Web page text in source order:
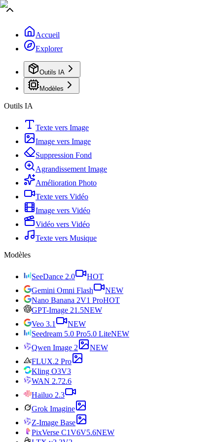
Accueil
Explorer
Outils IA
Modèles
Outils IA
Texte vers Image
Image vers Image
Suppression Fond
Agrandissement Image
Amélioration Photo
Texte vers Vidéo
Image vers Vidéo
Vidéo vers Vidéo
Texte vers Musique
Modèles
SeeDance 2.0
HOT
Gemini Omni Flash
NEW
Nano Banana 2V1 ProHOT
GPT-Image 21.5NEW
Veo 3.1
NEW
Seedream 5.0 Pro5.0 LiteNEW
Qwen Image 2
NEW
FLUX.2 Pro
Kling O3V3
WAN 2.72.6
Hailuo 2.3
Grok Imagine
Z-Image Base
PixVerse C1V6V5.6NEW